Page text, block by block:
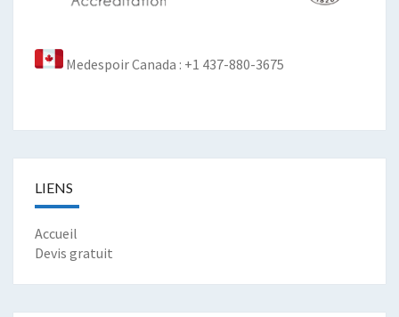
Medespoir Canada : +1 437-880-3675
LIENS
Accueil
Devis gratuit